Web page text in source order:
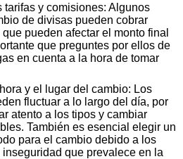
tarifas y comisiones: Algunos
de divisas pueden cobrar
pueden afectar el monto final
que preguntes por ellos de
en cuenta a la hora de tomar
y el lugar del cambio: Los
fluctuar a lo largo del día, por
atento a los tipos y cambiar
También es esencial elegir un
para el cambio debido a los
que prevalece en la